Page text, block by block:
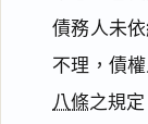
債務人未
不理，債
八條之規